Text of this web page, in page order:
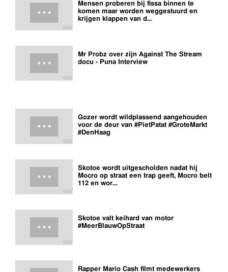
Mensen proberen bij fissa binnen te
komen maar worden weggestuurd en
krijgen klappen van d…
Mr Probz over zijn Against The Stream
docu - Puna Interview
Gozer wordt wildplassend aangehouden
voor de deur van #PietPatat #GroteMarkt
#DenHaag
Skotoe wordt uitgescholden nadat hij
Mocro op straat een trap geeft, Mocro belt
112 en wor…
Skotoe valt keihard van motor
#MeerBlauwOpStraat
Rapper Mario Cash filmt medewerkers